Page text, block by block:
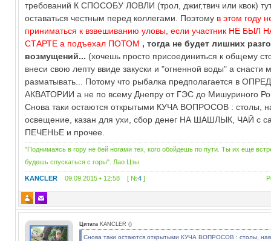
требований К СПОСОБУ ЛОВЛИ (трол, джиг,твич или квок)
оставаться честным перед коллегами. Поэтому в этом году
приниматься к взвешиванию уловы, если участник НЕ
СТАРТЕ а подъехал ПОТОМ , тогда не будет лишних
возмущений... (хочешь просто присоединиться к общему
внеси свою лепту ввиде закуски и "огненной воды" а снасти
разматывать... Потому что рыбалка предполагается в
АКВАТОРИИ а не по всему Днепру от ГЭС до Мишуриного
Снова таки остаются открытыми КУЧА ВОПРОСОВ : столы,
освещение, казан для ухи, сбор денег НА ШАШЛЫК, ЧАЙ с
ПЕЧЕНЬЕ и прочее.
"Поднимаясь в гору не бей ногами тех, кого обойдешь по пути. Ты их еще
будешь спускаться с горы". Лао Цзы
KANCLER 09.09.2015 • 12:58 [ №4 ]
Цитата KANCLER ()
Снова таки остаются открытыми КУЧА ВОПРОСОВ : столы,